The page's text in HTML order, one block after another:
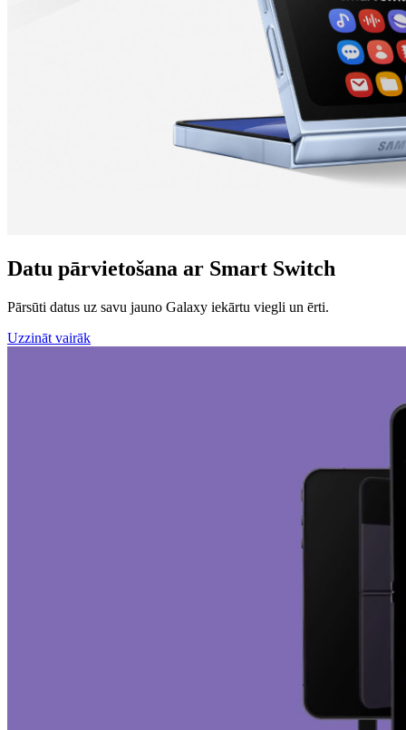
Datu pārvietošana ar Smart Switch
Pārsūti datus uz savu jauno Galaxy iekārtu viegli un ērti.
Uzzināt vairāk